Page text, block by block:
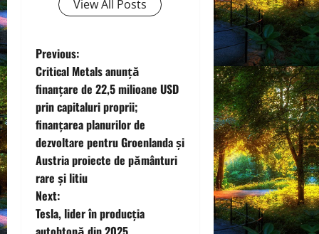
View All Posts
P
o
s
t
n
a
Previous:
Critical Metals anunță
finanțare de 22,5 milioane USD
prin capitaluri proprii;
finanțarea planurilor de
dezvoltare pentru Groenlanda și
Austria proiecte de pământuri
rare și litiu
Next:
Tesla, lider în producția